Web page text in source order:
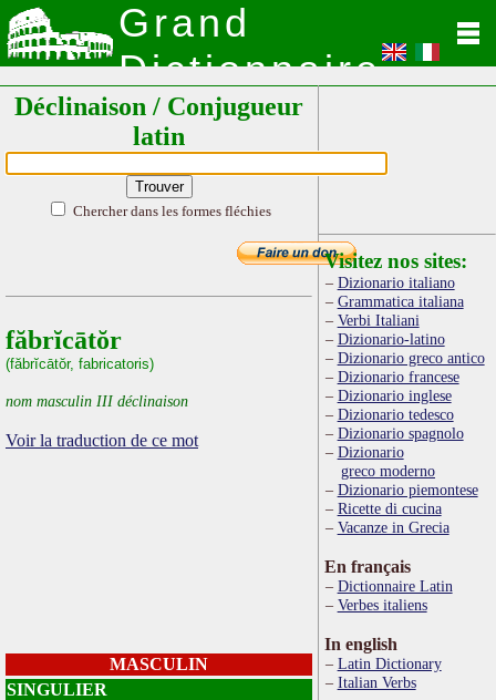
Grand
Dictionnaire
Latin
Déclinaison / Conjugueur
latin
Chercher dans les formes fléchies
făbrĭcātŏr
(făbrĭcātŏr, fabricatoris)
nom masculin III déclinaison
Voir la traduction de ce mot
MASCULIN
SINGULIER
Visitez nos sites:
Dizionario italiano
Grammatica italiana
Verbi Italiani
Dizionario-latino
Dizionario greco antico
Dizionario francese
Dizionario inglese
Dizionario tedesco
Dizionario spagnolo
Dizionario
greco moderno
Dizionario piemontese
Ricette di cucina
Vacanze in Grecia
En français
Dictionnaire Latin
Verbes italiens
In english
Latin Dictionary
Italian Verbs